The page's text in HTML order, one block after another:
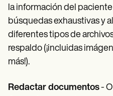
la información del
búsquedas exhaustivas y
diferentes tipos de
respaldo (¡incluidas
más!).
Redactar documentos-